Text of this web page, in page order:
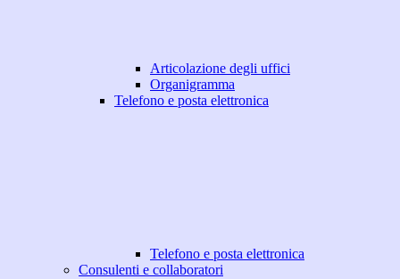
Articolazione degli uffici
Organigramma
Telefono e posta elettronica
Telefono e posta elettronica
Consulenti e collaboratori